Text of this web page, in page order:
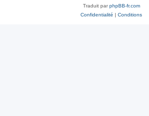
Traduit parphpBB-fr.com
Confidentialité | Conditions